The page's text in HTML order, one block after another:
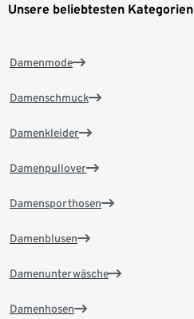
Unsere beliebtesten Kategorien
Damenmode
Damenschmuck
Damenkleider
Damenpullover
Damensporthosen
Damenblusen
Damenunterwäsche
Damenhosen